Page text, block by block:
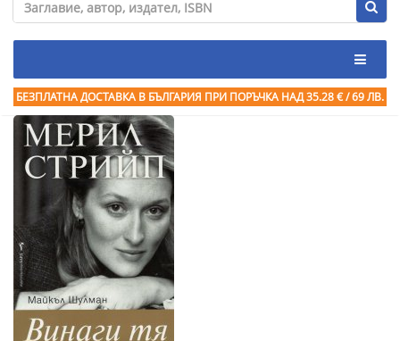
БЕЗПЛАТНА ДОСТАВКА В БЪЛГАРИЯ ПРИ ПОРЪЧКА НАД 35.28 € / 69 ЛВ.